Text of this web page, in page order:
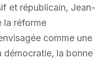
et républicain, Jean-
la réforme
comme une
la bonne